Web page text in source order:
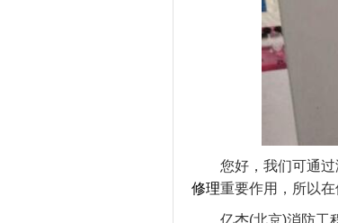
您好，我们可通过
修理重要作用，所以在
亿杰(北京)消防工程